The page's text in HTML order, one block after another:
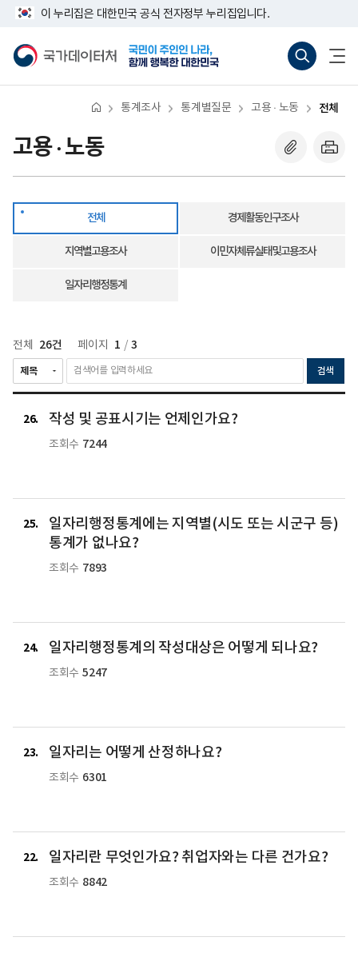
뛰
이 누리집은 대한민국 공식 전자정부 누리집입니다.
터
바
(새
기)
열
통계조사 통계별질문 고용 · 노동 전체
고용 · 노동
전체 경제활동인구조사
지역별고용조사 이민자체류실태및고용조사
일자리행정통계
전체 26건 페이지 1 / 3
검색
26 작성 및 공표시기는 언제인가요?
조회수 7244
25
일자리행정통계에는 지역별(시도 또는 시군구 등)
통계가 없나요?
조회수 7893
24 일자리행정통계의 작성대상은 어떻게 되나요?
조회수 5247
23 일자리는 어떻게 산정하나요?
조회수 6301
22 일자리란 무엇인가요? 취업자와는 다른 건가요?
조회수 8842